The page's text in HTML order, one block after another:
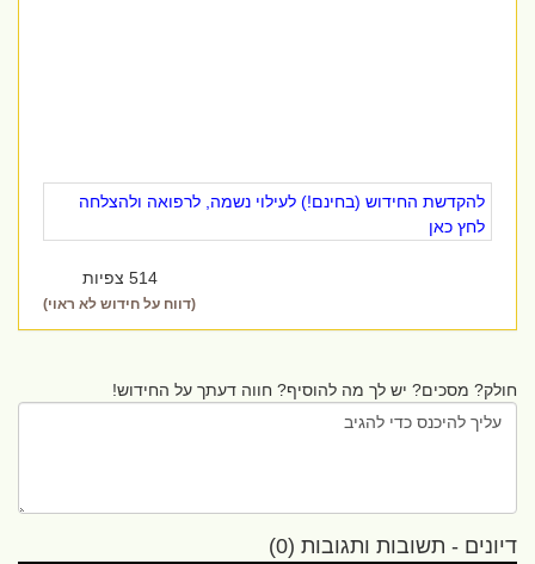
להקדשת החידוש (בחינם!) לעילוי נשמה, לרפואה ולהצלחה
לחץ כאן
514 צפיות
(דווח על חידוש לא ראוי)
חולק? מסכים? יש לך מה להוסיף? חווה דעתך על החידוש!
דיונים - תשובות ותגובות (0)